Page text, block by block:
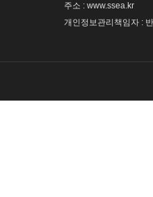
주소 : www.ssea.kr
개인정보관리책임자 :